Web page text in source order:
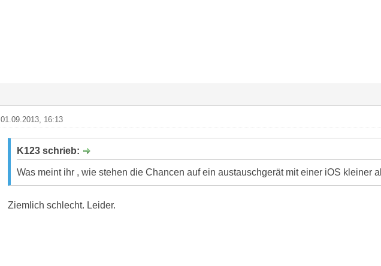
01.09.2013, 16:13
K123 schrieb:
Was meint ihr , wie stehen die Chancen auf ein austauschgerät mit einer iOS kleiner
Ziemlich schlecht. Leider.